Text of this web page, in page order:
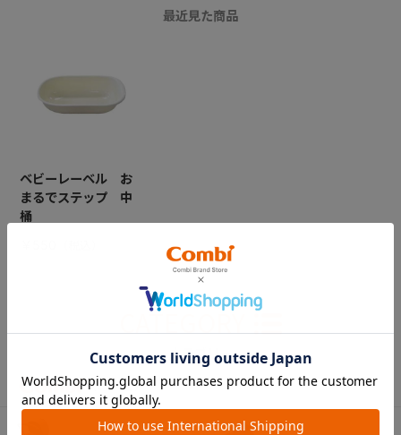
最近見た商品
ベビーレーベル お
まるでステップ 中
桶
CATEGORY
カテゴリー
（コンビ）